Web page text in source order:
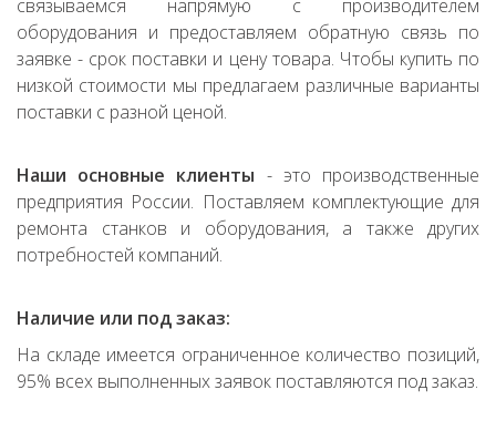
связываемся напрямую с производителем
оборудования и предоставляем обратную связь по
заявке - срок поставки и цену товара. Чтобы купить по
низкой стоимости мы предлагаем различные варианты
поставки с разной ценой.
Наши основные клиенты - это производственные
предприятия России. Поставляем комплектующие для
ремонта станков и оборудования, а также других
потребностей компаний.
Наличие или под заказ:
На складе имеется ограниченное количество позиций,
95% всех выполненных заявок поставляются под заказ.